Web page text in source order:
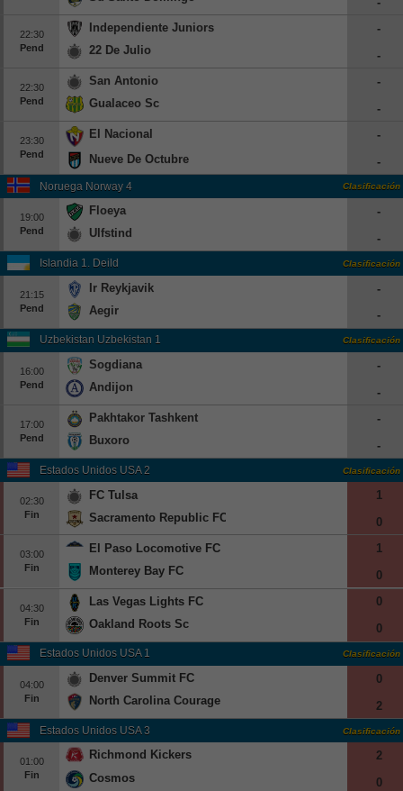
22:30
Pend
Independiente Juniors
22 De Julio
-
-
22:30
Pend
San Antonio
Gualaceo Sc
-
-
23:30
Pend
El Nacional
Nueve De Octubre
-
-
Noruega Norway 4 Clasificación
19:00
Pend
Floeya
Ulfstind
-
-
Islandia 1. Deild Clasificación
21:15
Pend
Ir Reykjavik
Aegir
-
-
Uzbekistan Uzbekistan 1 Clasificación
16:00
Pend
Sogdiana
Andijon
-
-
17:00
Pend
Pakhtakor Tashkent
Buxoro
-
-
Estados Unidos USA 2 Clasificación
02:30
Fin
FC Tulsa
Sacramento Republic FC
1
0
03:00
Fin
El Paso Locomotive FC
Monterey Bay FC
1
0
04:30
Fin
Las Vegas Lights FC
Oakland Roots Sc
0
0
Estados Unidos USA 1 Clasificación
04:00
Fin
Denver Summit FC
North Carolina Courage
0
2
Estados Unidos USA 3 Clasificación
01:00
Fin
Richmond Kickers
Cosmos
2
0